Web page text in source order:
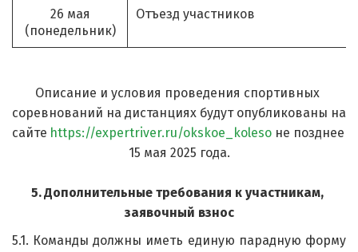
26 мая
(понедельник)
Отъезд участников
Описание и условия проведения спортивных
соревнований на дистанциях будут опубликованы на
сайте https://expertriver.ru/okskoe_koleso не позднее
15 мая 2025 года.
5.Дополнительные требования к участникам,
заявочный взнос
5.1. Команды должны иметь единую парадную форму